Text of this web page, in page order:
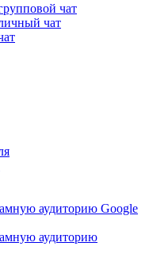
чат
чат
аудиторию Google
аудиторию